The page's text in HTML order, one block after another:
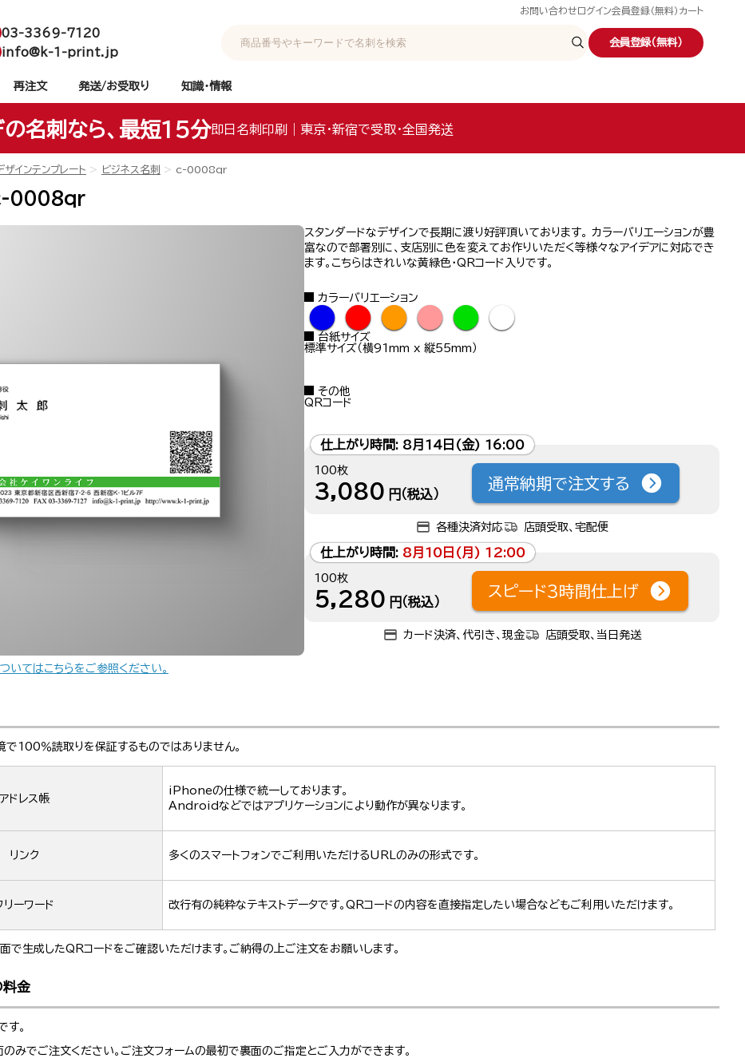
お問い合わせ ログイン会員登録（無料） カート
03-3369-7120
info@k-1-print.jp
会員登録（無料）
再注文 発送/お受取り 知識・情報
名刺なら、最短15分即日名刺印刷｜東京・新宿で受取・全国発送
ザインテンプレート ビジネス名刺 c-0008qr
c-0008qr
スタンダードなデザインで長期に渡り好評頂いております。 カラーバリエーションが豊
富なので部署別に、支店別に色を変えてお作りいただく等様々なアイデアに対応でき
ます。こちらはきれいな黄緑色・QRコード入りです。
カラーバリエーション
● ● ● ● ● ●
台紙サイズ
標準サイズ（横91mm x 縦55mm）
その他
QRコード
仕上がり時間: 8月14日(金) 16:00
100枚
3,080 円（税込）
通常納期で注文する
各種決済対応 店頭受取、宅配便
仕上がり時間: 8月10日(月) 12:00
100枚
5,280 円（税込）
スピード3時間仕上げ
カード決済、代引き、現金 店頭受取、当日発送
いてはこちらをご参照ください。
で100％読取りを保証するものではありません。
アドレス帳
iPhoneの仕様で統一しております。
Androidなどではアプリケーションにより動作が異なります。
リンク 多くのスマートフォンでご利用いただけるURLのみの形式です。
リーワード 改行有の純粋なテキストデータです。QRコードの内容を直接指定したい場合などもご利用いただけます。
で生成したQRコードをご確認いただけます。ご納得の上ご注文をお願いします。
料金
。
みでご注文ください。ご注文フォームの最初で裏面のご指定とご入力ができます。